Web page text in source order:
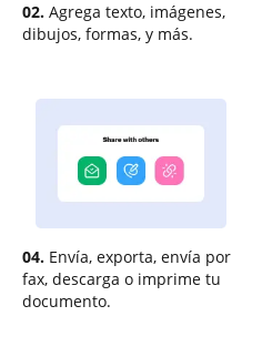
02. Agrega texto, imágenes,
dibujos, formas, y más.
04. Envía, exporta, envía por
fax, descarga o imprime tu
documento.